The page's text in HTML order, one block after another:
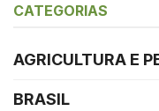
CATEGORIAS
AGRICULTURA E
BRASIL